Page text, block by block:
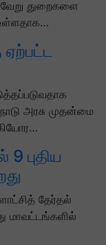
துறைகளை
ஏற்பட்ட
அரசு முதன்மை
புதிய
தேர்தல்
மாவட்டங்களில்